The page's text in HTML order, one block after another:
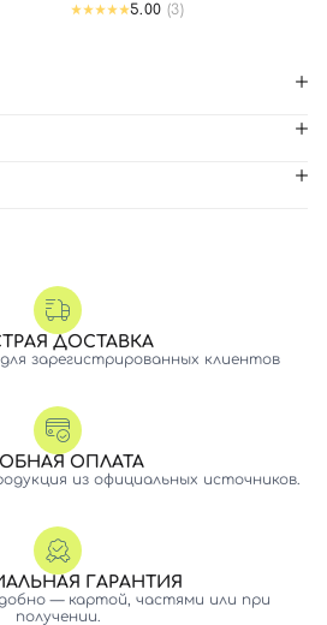
5.00 (3)
ДОСТАВКА
зарегистрированных клиентов
ОПЛАТА
из официальных источников.
ГАРАНТИЯ
— картой, частями или при
получении.